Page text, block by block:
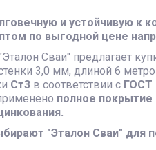
и устойчивую к
по выгодной цене
Сваи" предлагает
3,0 мм, длиной 6
Ст3 в соответствии с ГОСТ
полное
"Эталон Сваи" для